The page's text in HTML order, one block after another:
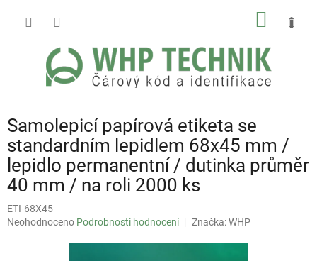
Samolepicí papírová etiketa se
standardním lepidlem 68x45 mm /
lepidlo permanentní / dutinka průměr
40 mm / na roli 2000 ks
ETI-68X45
Průměrné
Neohodnoceno Podrobnosti hodnocení Značka:WHP